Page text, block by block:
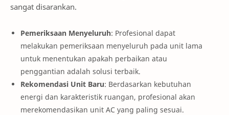
sangat disarankan.
Pemeriksaan Menyeluruh: Profesional dapat
melakukan pemeriksaan menyeluruh pada unit lama
untuk menentukan apakah perbaikan atau
penggantian adalah solusi terbaik.
Rekomendasi Unit Baru: Berdasarkan kebutuhan
energi dan karakteristik ruangan, profesional akan
merekomendasikan unit AC yang paling sesuai.